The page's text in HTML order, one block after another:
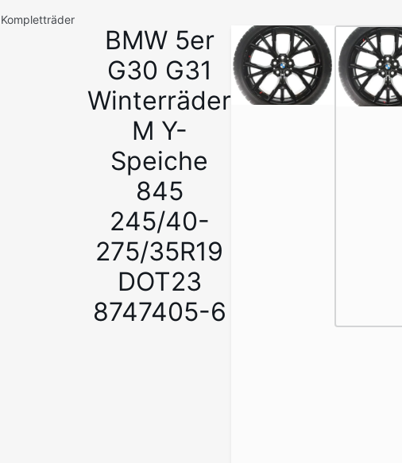
Kompletträder
BMW 5er
G30 G31
Winterräder
M Y-
Speiche
845
245/40-
275/35R19
DOT23
8747405-6
1
/
8